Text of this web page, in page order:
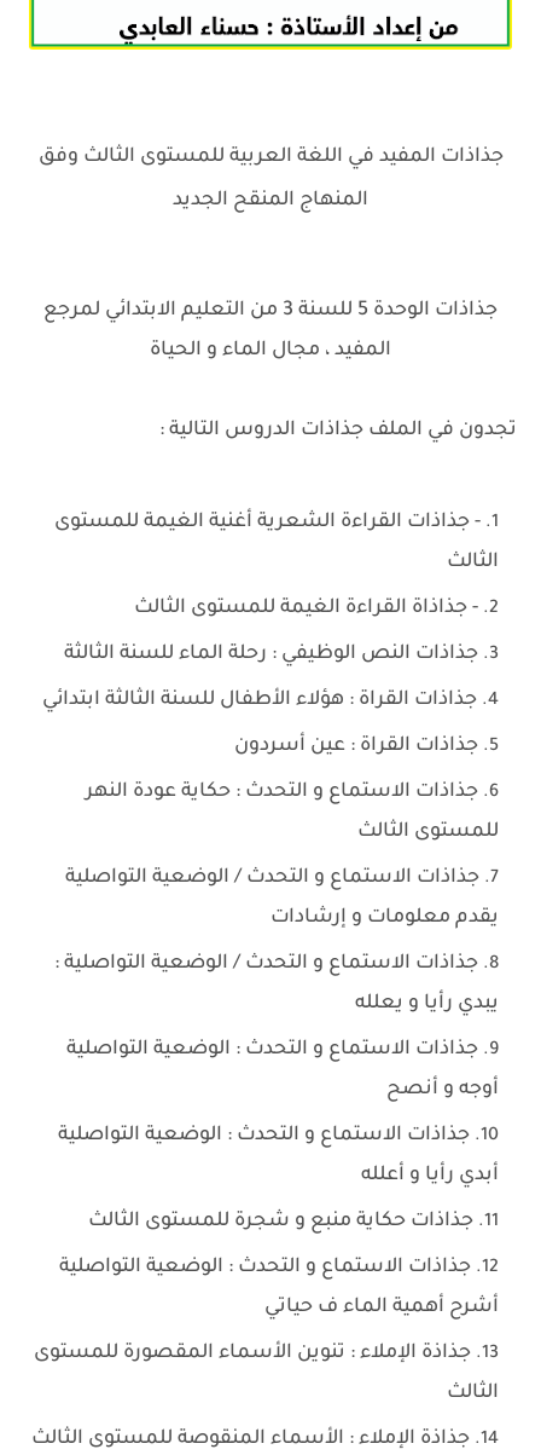
جذاذات المفيد في اللغة العربية للمستوى الثالث وفق
المنهاج المنقح الجديد
جذاذات الوحدة 5 للسنة 3 من التعليم الابتدائي لمرجع
المفيد ، مجال الماء و الحياة
تجدون في الملف جذاذات الدروس التالية :
- جذاذات القراءة الشعرية أغنية الغيمة للمستوى
الثالث
- جذاذاة القراءة الغيمة للمستوى الثالث
جذاذات النص الوظيفي : رحلة الماء للسنة الثالثة
جذاذات القراة : هؤلاء الأطفال للسنة الثالثة ابتدائي
جذاذات القراة : عين أسردون
جذاذات الاستماع و التحدث : حكاية عودة النهر
للمستوى الثالث
جذاذات الاستماع و التحدث / الوضعية التواصلية
يقدم معلومات و إرشادات
جذاذات الاستماع و التحدث / الوضعية التواصلية :
يبدي رأيا و يعلله
جذاذات الاستماع و التحدث : الوضعية التواصلية
أوجه و أنصح
جذاذات الاستماع و التحدث : الوضعية التواصلية
أبدي رأيا و أعلله
جذاذات حكاية منبع و شجرة للمستوى الثالث
جذاذات الاستماع و التحدث : الوضعية التواصلية
أشرح أهمية الماء ف حياتي
جذاذة الإملاء : تنوين الأسماء المقصورة للمستوى
الثالث
جذاذة الإملاء : الأسماء المنقوصة للمستوى الثالث